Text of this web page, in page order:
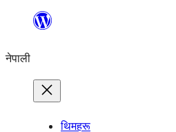
सामग्रीमा
नेपाली
थिमहरू